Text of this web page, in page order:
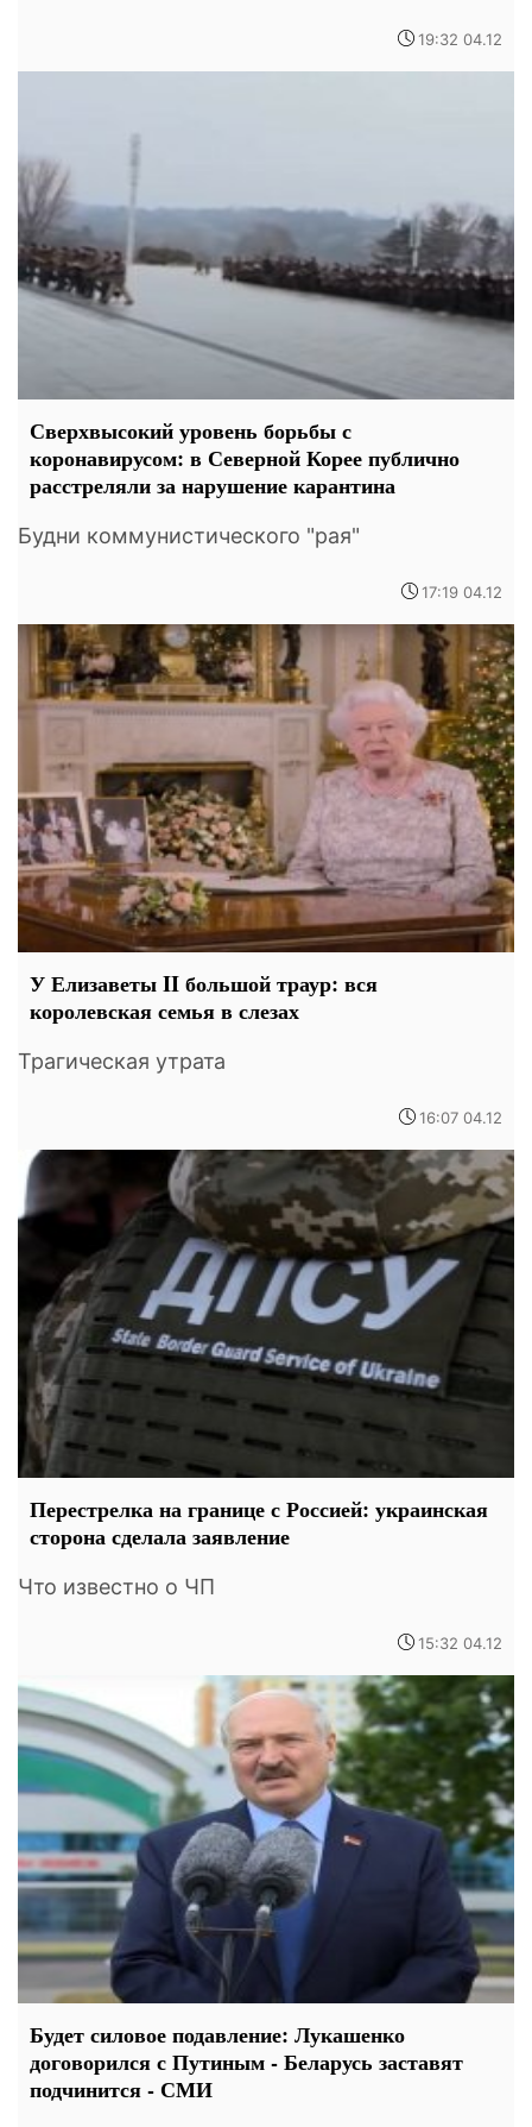
19:32 04.12
Сверхвысокий уровень борьбы с
коронавирусом: в Северной Корее публично
расстреляли за нарушение карантина
Будни коммунистического "рая"
17:19 04.12
У Елизаветы II большой траур: вся
королевская семья в слезах
Трагическая утрата
16:07 04.12
Перестрелка на границе с Россией: украинская
сторона сделала заявление
Что известно о ЧП
15:32 04.12
Будет силовое подавление: Лукашенко
договорился с Путиным - Беларусь заставят
подчинится - СМИ